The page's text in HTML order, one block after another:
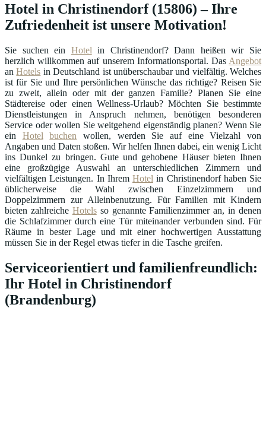
Hotel in Christinendorf (15806) – Ihre
Zufriedenheit ist unsere Motivation!
Sie suchen ein Hotel in Christinendorf? Dann heißen wir Sie
herzlich willkommen auf unserem Informationsportal. Das Angebot
anHotels in Deutschland ist unüberschaubar und vielfältig. Welches
ist für Sie und Ihre persönlichen Wünsche das richtige? Reisen Sie
zu zweit, allein oder mit der ganzen Familie? Planen Sie eine
Städtereise oder einen Wellness-Urlaub? Möchten Sie bestimmte
Dienstleistungen in Anspruch nehmen, benötigen besonderen
Service oder wollen Sie weitgehend eigenständig planen? Wenn Sie
ein Hotel buchen wollen, werden Sie auf eine Vielzahl von
Angaben und Daten stoßen. Wir helfen Ihnen dabei, ein wenig Licht
ins Dunkel zu bringen. Gute und gehobene Häuser bieten Ihnen
eine großzügige Auswahl an unterschiedlichen Zimmern und
vielfältigen Leistungen. In Ihrem Hotel in Christinendorf haben Sie
üblicherweise die Wahl zwischen Einzelzimmern und
Doppelzimmern zur Alleinbenutzung. Für Familien mit Kindern
bieten zahlreiche Hotelsso genannte Familienzimmer an, in denen
die Schlafzimmer durch eine Tür miteinander verbunden sind. Für
Räume in bester Lage und mit einer hochwertigen Ausstattung
müssen Sie in der Regel etwas tiefer in die Tasche greifen.
Serviceorientiert und familienfreundlich:
Ihr Hotel in Christinendorf
(Brandenburg)